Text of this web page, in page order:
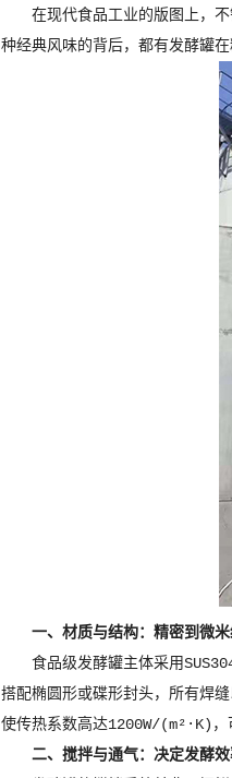
在现代食品工业的版图上，
种经典风味的背后，都有发酵罐
一、材质与结构：精密到微米
食品级发酵罐主体采用
搭配椭圆形或碟形封头，所有焊
使传热系数高达1200W/(m²·K)
二、搅拌与通气：决定发酵效